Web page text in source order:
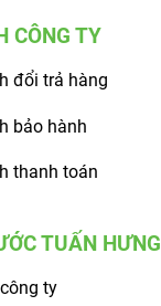
CÔNG TY
đổi trả hàng
bảo hành
thanh toán
TUẤN HƯNG
ty